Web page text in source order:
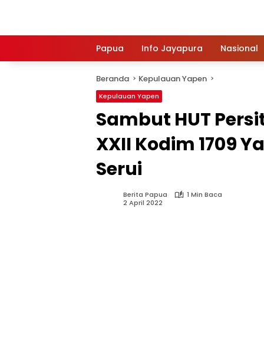
Papua
Info Jayapura Nasional
Beranda Kepulauan Yapen
Kepulauan Yapen
Sambut HUT
XXII Kodim 1709
Serui
Berita Papua
1 Min Baca
2 April 2022